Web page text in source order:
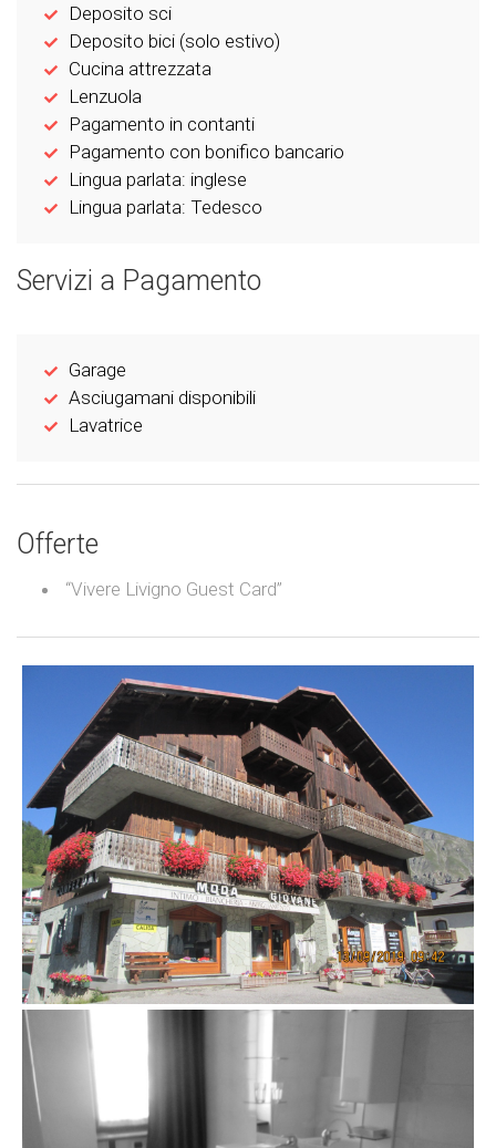
Deposito sci
Deposito bici (solo estivo)
Cucina attrezzata
Lenzuola
Pagamento in contanti
Pagamento con bonifico bancario
Lingua parlata: inglese
Lingua parlata: Tedesco
Servizi a Pagamento
Garage
Asciugamani disponibili
Lavatrice
Offerte
“Vivere Livigno Guest Card”